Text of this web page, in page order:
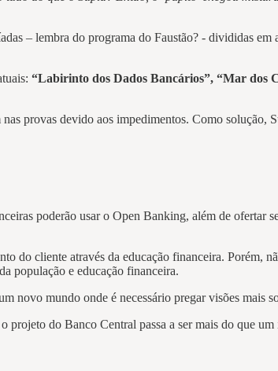
– lembra do programa do Faustão? - divididas
“Labirinto dos Dados Bancários”, “Mar dos
provas devido aos impedimentos. Como
poderão usar o Open Banking, além de ofertar
do cliente através da educação financeira. Porém,
população e educação financeira.
novo mundo onde é necessário pregar visões mais
do Banco Central passa a ser mais do que